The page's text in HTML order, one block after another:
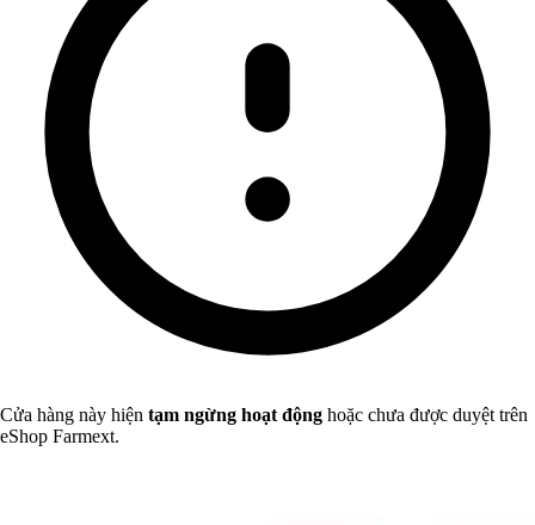
Cửa hàng này hiện tạm ngừng hoạt động hoặc chưa được duyệt trên
eShop Farmext.